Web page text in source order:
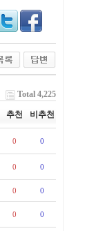
Total 4,225
추천 비추천
0 0
0 0
0 0
0 0